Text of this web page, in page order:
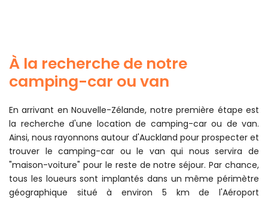
À la recherche de notre
camping-car ou van
En arrivant en Nouvelle-Zélande, notre première étape est
la recherche d'une location de camping-car ou de van.
Ainsi, nous rayonnons autour d'Auckland pour prospecter et
trouver le camping-car ou le van qui nous servira de
"maison-voiture" pour le reste de notre séjour. Par chance,
tous les loueurs sont implantés dans un même périmètre
géographique situé à environ 5 km de l'Aéroport